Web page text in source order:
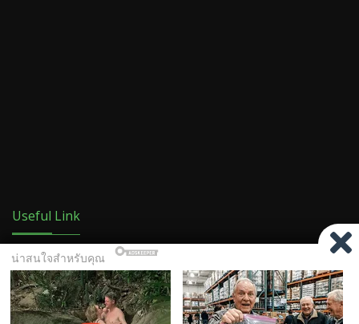
Useful Link
ACTION แอ็กชั่น
AVENGERS อเวนเจอร์ส
Game of Thrones มหาศึกชิงบัลลังก์